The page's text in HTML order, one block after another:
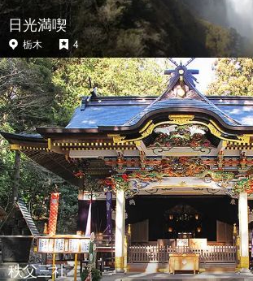
日光満喫
栃木 4
秩父三社